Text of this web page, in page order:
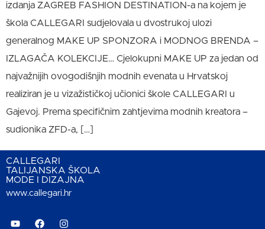
izdanja ZAGREB FASHION DESTINATION-a na kojem je
škola CALLEGARI sudjelovala u dvostrukoj ulozi
generalnog MAKE UP SPONZORA i MODNOG BRENDA –
IZLAGAČA KOLEKCIJE… Cjelokupni MAKE UP za jedan od
najvažnijih ovogodišnjih modnih evenata u Hrvatskoj
realiziran je u vizažističkoj učionici škole CALLEGARI u
Gajevoj. Prema specifičnim zahtjevima modnih kreatora –
sudionika ZFD-a, […]
CALLEGARI
TALIJANSKA ŠKOLA
MODE I DIZAJNA
www.callegari.hr